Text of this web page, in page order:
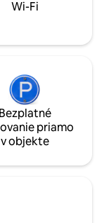
Práčka a plynová
Wi-Fi
Bezplatné
priamo
v objekte